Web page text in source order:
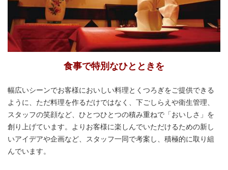
食事で特別なひとときを
幅広いシーンでお客様においしい料理とくつろぎをご提供できる
ように、ただ料理を作るだけではなく、下ごしらえや衛生管理、
スタッフの笑顔など、ひとつひとつの積み重ねで「おいしさ」を
創り上げています。よりお客様に楽しんでいただけるための新し
いアイデアや企画など、スタッフ一同で考案し、積極的に取り組
んでいます。